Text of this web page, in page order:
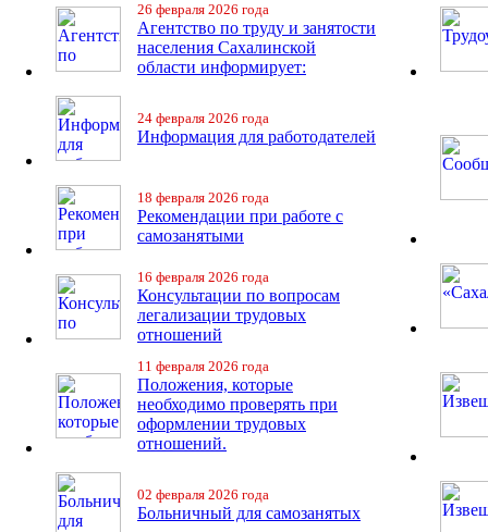
26 февраля 2026 года
Агентство по труду и занятости
населения Сахалинской
области информирует:
24 февраля 2026 года
Информация для работодателей
18 февраля 2026 года
Рекомендации при работе с
самозанятыми
16 февраля 2026 года
Консультации по вопросам
легализации трудовых
отношений
11 февраля 2026 года
Положения, которые
необходимо проверять при
оформлении трудовых
отношений.
02 февраля 2026 года
Больничный для самозанятых